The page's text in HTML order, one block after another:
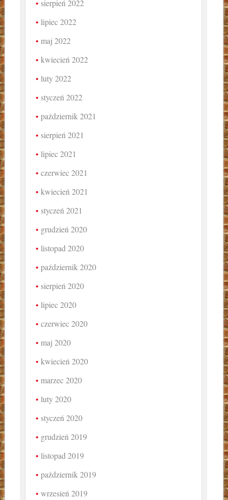
sierpień 2022
lipiec 2022
maj 2022
kwiecień 2022
luty 2022
styczeń 2022
październik 2021
sierpień 2021
lipiec 2021
czerwiec 2021
kwiecień 2021
styczeń 2021
grudzień 2020
listopad 2020
październik 2020
sierpień 2020
lipiec 2020
czerwiec 2020
maj 2020
kwiecień 2020
marzec 2020
luty 2020
styczeń 2020
grudzień 2019
listopad 2019
październik 2019
wrzesień 2019